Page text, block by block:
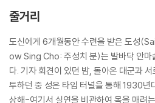
줄거리
도신에게 6개월동안 수련을 받은 도성
ow Sing Cho: 주성치 분)는 발바닥 안마
다. 기자 회견이 있던 밤, 돌아온 대군과
투하던 중 성은 타임 터널을 통해 1930년
상해-여기서 실연을 비관하여 목을 매려